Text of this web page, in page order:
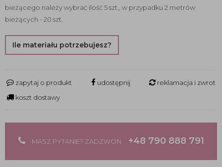
bieżącego należy wybrać ilość 5 szt., w przypadku 2 metrów
bieżących - 20 szt.
Ile materiału potrzebujesz?
zapytaj o produkt udostępnij
reklamacja i zwrot
koszt dostawy
MASZ PYTANIE? ZADZWOŃ +48 790 888 791